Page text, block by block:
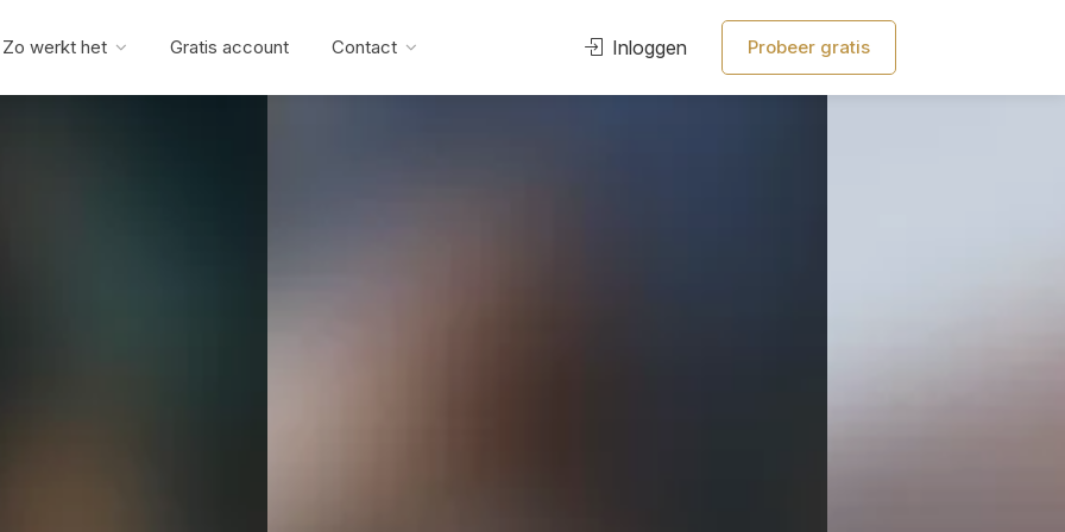
Zo werkt het Gratis account Contact Inloggen Probeer gratis